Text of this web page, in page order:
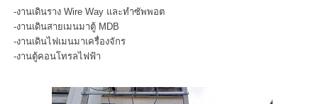
-งานเดินราง Wire Way และทำซัพพอต
-งานเดินสายเมนมาตู้ MDB
-งานเดินไฟเมนมาเครื่องจักร
-งานตู้คอนโทรลไฟฟ้า